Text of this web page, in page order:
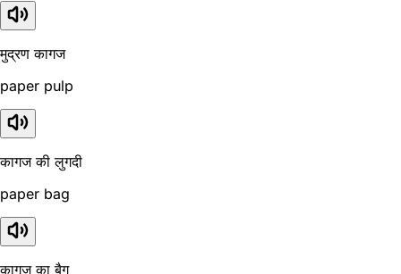
मुद्रण कागज
paper pulp
कागज की लुगदी
paper bag
कागज़ का बैग